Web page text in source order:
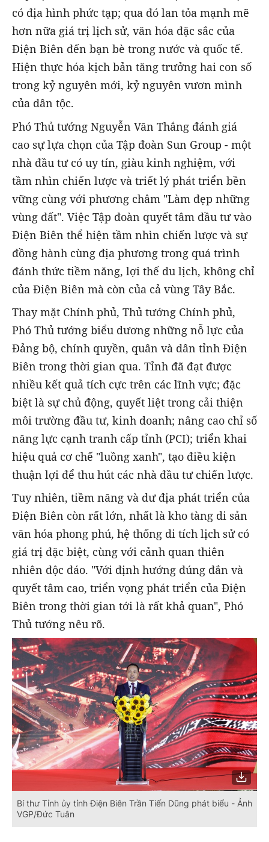
có địa hình phức tạp; qua đó lan tỏa mạnh mẽ
hơn nữa giá trị lịch sử, văn hóa đặc sắc của
Điện Biên đến bạn bè trong nước và quốc tế.
Hiện thực hóa kịch bản tăng trưởng hai con số
trong kỷ nguyên mới, kỷ nguyên vươn mình
của dân tộc.
Phó Thủ tướng Nguyễn Văn Thắng đánh giá
cao sự lựa chọn của Tập đoàn Sun Group - một
nhà đầu tư có uy tín, giàu kinh nghiệm, với
tầm nhìn chiến lược và triết lý phát triển bền
vững cùng với phương châm "Làm đẹp những
vùng đất". Việc Tập đoàn quyết tâm đầu tư vào
Điện Biên thể hiện tầm nhìn chiến lược và sự
đồng hành cùng địa phương trong quá trình
đánh thức tiềm năng, lợi thế du lịch, không chỉ
của Điện Biên mà còn của cả vùng Tây Bắc.
Thay mặt Chính phủ, Thủ tướng Chính phủ,
Phó Thủ tướng biểu dương những nỗ lực của
Đảng bộ, chính quyền, quân và dân tỉnh Điện
Biên trong thời gian qua. Tỉnh đã đạt được
nhiều kết quả tích cực trên các lĩnh vực; đặc
biệt là sự chủ động, quyết liệt trong cải thiện
môi trường đầu tư, kinh doanh; nâng cao chỉ số
năng lực cạnh tranh cấp tỉnh (PCI); triển khai
hiệu quả cơ chế "luồng xanh", tạo điều kiện
thuận lợi để thu hút các nhà đầu tư chiến lược.
Tuy nhiên, tiềm năng và dư địa phát triển của
Điện Biên còn rất lớn, nhất là kho tàng di sản
văn hóa phong phú, hệ thống di tích lịch sử có
giá trị đặc biệt, cùng với cảnh quan thiên
nhiên độc đáo. "Với định hướng đúng đắn và
quyết tâm cao, triển vọng phát triển của Điện
Biên trong thời gian tới là rất khả quan", Phó
Thủ tướng nêu rõ.
Bí thư Tỉnh ủy tỉnh Điện Biên Trần Tiến Dũng phát biểu - Ảnh
VGP/Đức Tuân